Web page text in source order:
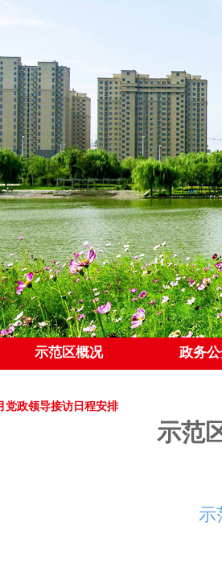
示范区概况 政务
示范
党政领导接访日程安排
示